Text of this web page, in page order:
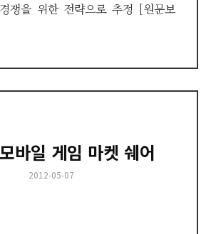
쟁을 위한 전략으로 추정 [원문보
바일 게임 마켓 쉐어
Posted
2012-05-07